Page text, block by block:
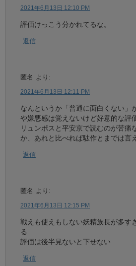
2021年6月13日 12:10 PM
評価けっこう分かれてるな。
返信
匿名 より:
2021年6月13日 12:11 PM
なんというか「普通に面白くない」
や嫌悪感は覚えないけど好意的な評
リュンポスと平安京で読むのが苦痛
か、あれと比べれば駄作とまでは言
返信
匿名 より:
2021年6月13日 12:15 PM
戦えも使えもしない妖精族長が多す
る
評価は後半見ないと下せない
返信